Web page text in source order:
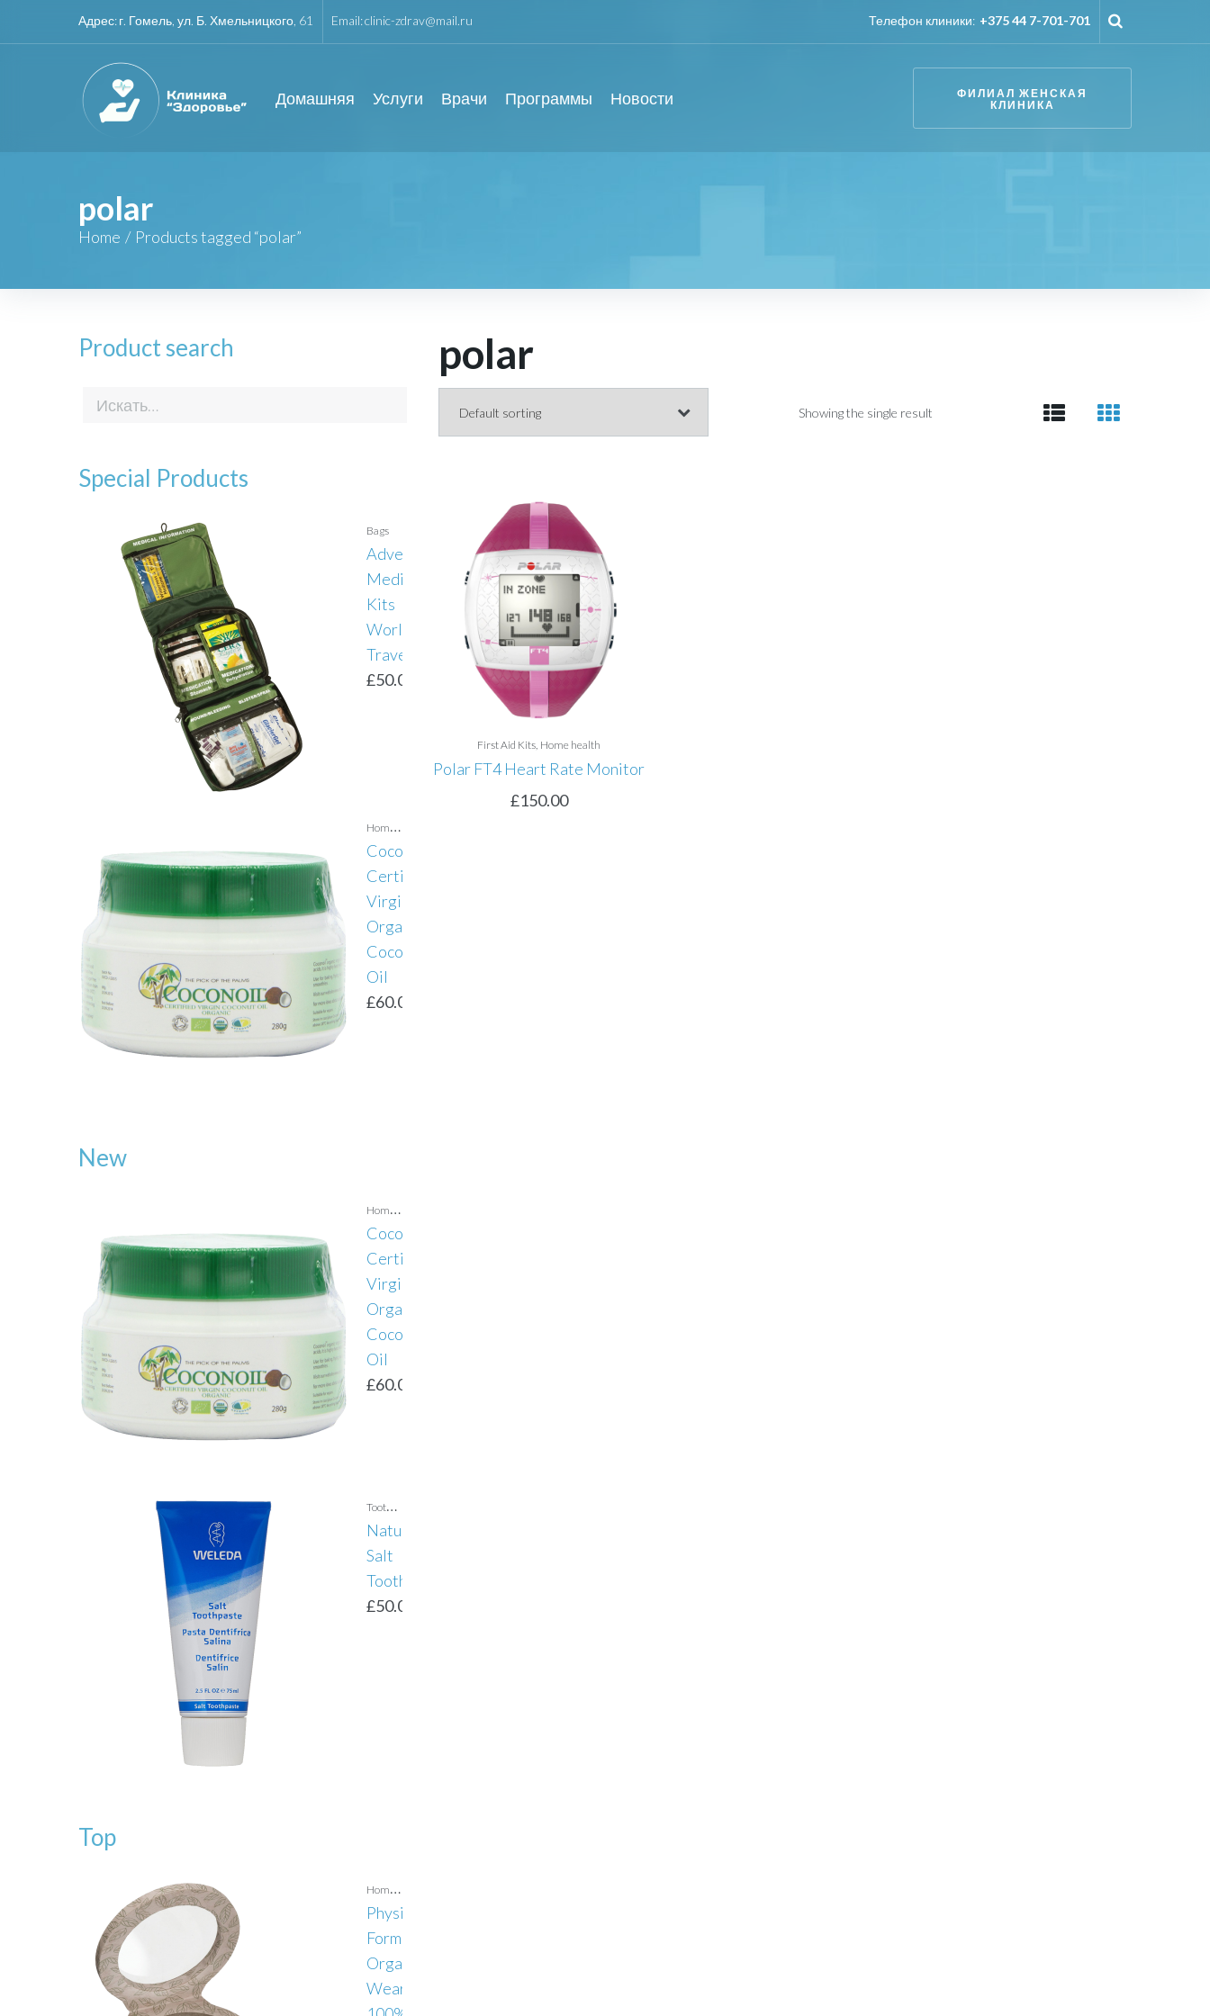
Адрес:г. Гомель, ул. Б. Хмельницкого, 61 Email:clinic-zdrav@mail.ru Телефон клиники: +375 44 7-701-701
Домашняя Услуги Врачи Программы Новости
ФИЛИАЛ ЖЕНСКАЯ
КЛИНИКА
polar
Home / Products tagged “polar”
polar
Showing the single result
First Aid Kits Home health
Polar FT4 Heart Rate Monitor
£150.00
Product search
Special Products
Bags
Adventure
Medical
Kits
World
Travel Kit
£50.00
H
ome health
Coconoil
Certified
Virgin
Organic
Coconut
Oil
£60.00
New
H
ome health
Coconoil
Certified
Virgin
Organic
Coconut
Oil
£60.00
T
oothpaste
Natural
Salt
Toothpaste
£50.00
Top
H
ome health
Physicians
Formula
Organic
Wear